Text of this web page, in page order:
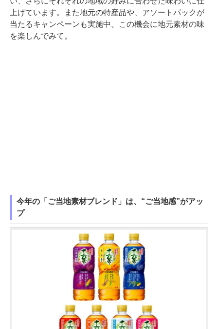
上げています。また地元の特産品や、アソートパックが
当たるキャンペーンも実施中。この機会に地元素材の味
を楽しんでみて。
今年の「ご当地素材ブレンド」は、“ご当地感”がアッ
プ